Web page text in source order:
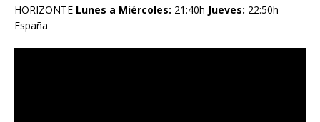
HORIZONTE Lunes a Miércoles: 21:40h Jueves: 22:50h
España